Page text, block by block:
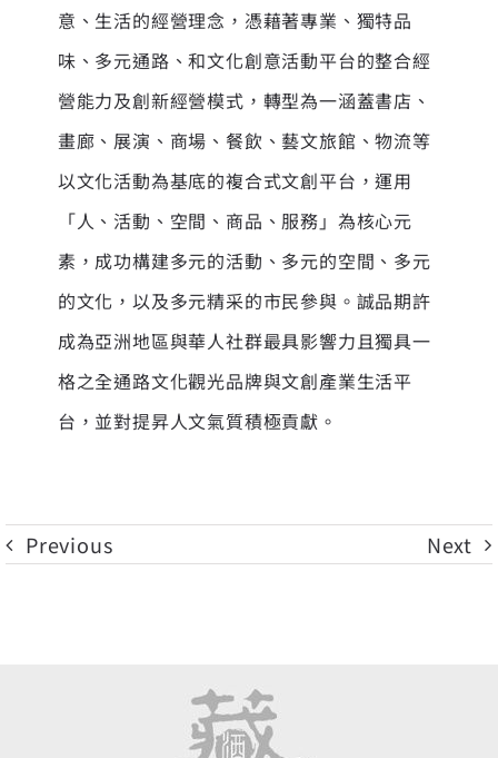
意、生活的經營理念，憑藉著專業、獨特品
味、多元通路、和文化創意活動平台的整合經
營能力及創新經營模式，轉型為一涵蓋書店、
畫廊、展演、商場、餐飲、藝文旅館、物流等
以文化活動為基底的複合式文創平台，運用
「人、活動、空間、商品、服務」為核心元
素，成功構建多元的活動、多元的空間、多元
的文化，以及多元精采的市民參與。誠品期許
成為亞洲地區與華人社群最具影響力且獨具一
格之全通路文化觀光品牌與文創產業生活平
台，並對提昇人文氣質積極貢獻。
Previous Next